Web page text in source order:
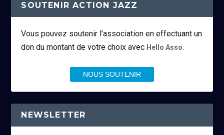
SOUTENIR ACTION JAZZ
Vous pouvez soutenir l’association en effectuant un
don du montant de votre choix avec Hello Asso.
NOUS SOUTENIR
NEWSLETTER